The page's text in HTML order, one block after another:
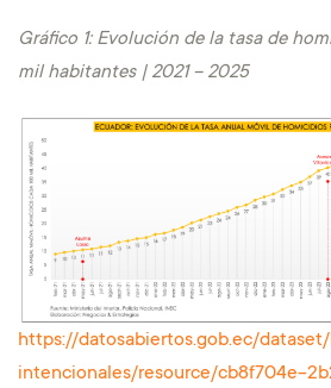
Gráfico 1: Evolución de la tasa de
mil habitantes | 2021 – 2025
https://datosabiertos.gob.ec/
intencionales/resource/cb8f704e-